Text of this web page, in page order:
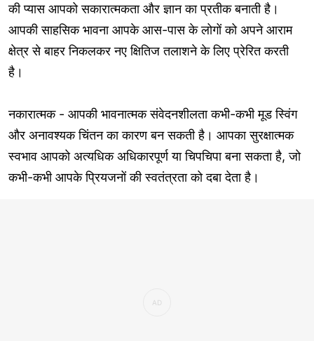
की प्यास आपको सकारात्मकता और ज्ञान का प्रतीक बनाती है।
आपकी साहसिक भावना आपके आस-पास के लोगों को अपने आराम
क्षेत्र से बाहर निकलकर नए क्षितिज तलाशने के लिए प्रेरित करती
है।
नकारात्मक - आपकी भावनात्मक संवेदनशीलता कभी-कभी मूड स्विंग
और अनावश्यक चिंतन का कारण बन सकती है। आपका सुरक्षात्मक
स्वभाव आपको अत्यधिक अधिकारपूर्ण या चिपचिपा बना सकता है, जो
कभी-कभी आपके प्रियजनों की स्वतंत्रता को दबा देता है।